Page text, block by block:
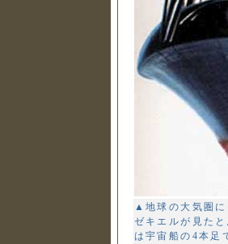
▲地球の大気圏
ゼキエルが見た
は宇宙船の4本足